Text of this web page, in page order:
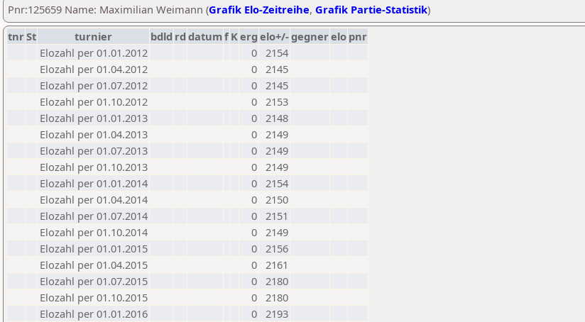
Pnr:125659 Name: Maximilian Weimann (Grafik Elo-Zeitreihe, Grafik Partie-Statistik)
tnrSt turnier bdld rd datumf Kerg elo+/-gegnerelo pnr
Elozahl per 01.01.2012
0 2154
Elozahl per 01.04.2012
0 2145
Elozahl per 01.07.2012
0 2145
Elozahl per 01.10.2012
0 2153
Elozahl per 01.01.2013
0 2148
Elozahl per 01.04.2013
0 2149
Elozahl per 01.07.2013
0 2149
Elozahl per 01.10.2013
0 2149
Elozahl per 01.01.2014
0 2154
Elozahl per 01.04.2014
0 2150
Elozahl per 01.07.2014
0 2151
Elozahl per 01.10.2014
0 2149
Elozahl per 01.01.2015
0 2156
Elozahl per 01.04.2015
0 2161
Elozahl per 01.07.2015
0 2180
Elozahl per 01.10.2015
0 2180
Elozahl per 01.01.2016
0 2193